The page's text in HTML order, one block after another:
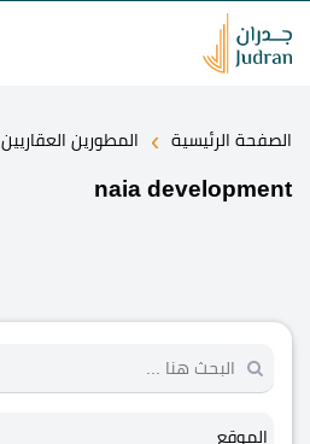
الصفحة الرئيسية › المطورين العقاريين
naia development